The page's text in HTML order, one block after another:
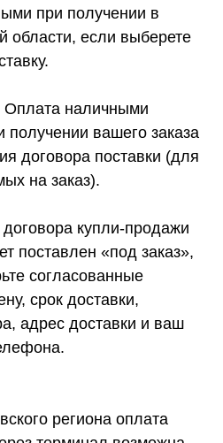
при получении в
области, если выберете
Оплата наличными
получении вашего заказа
договора поставки (для
на заказ).
купли-продажи
поставлен «под заказ»,
согласованные
срок доставки,
адрес доставки и ваш
региона оплата
stab.ru
и наши
подобрать